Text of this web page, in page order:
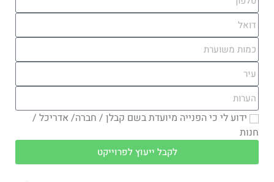
ידוע לי כי הפנייה מיועדת בשם קבלן / חברה/ אדריכל /
חנות
לקבל ייעוץ לפרוייקט